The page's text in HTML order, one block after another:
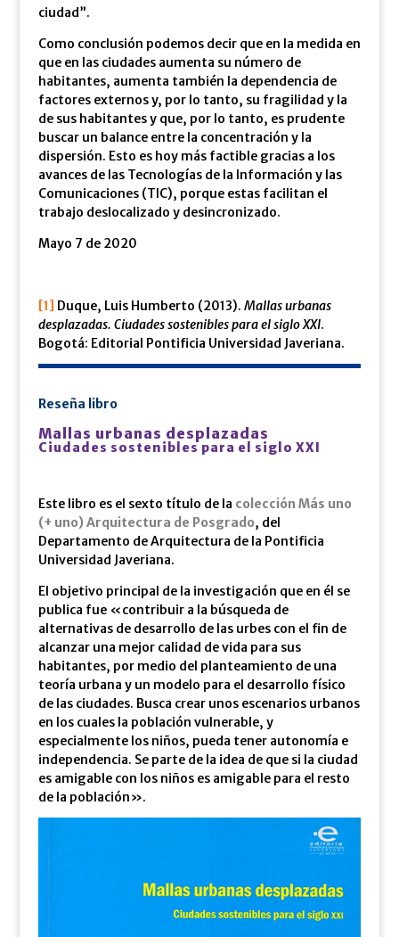
ciudad”.
Como conclusión podemos decir que en la medida en
que en las ciudades aumenta su número de
habitantes, aumenta también la dependencia de
factores externos y, por lo tanto, su fragilidad y la
de sus habitantes y que, por lo tanto, es prudente
buscar un balance entre la concentración y la
dispersión. Esto es hoy más factible gracias a los
avances de las Tecnologías de la Información y las
Comunicaciones (TIC), porque estas facilitan el
trabajo deslocalizado y desincronizado.
Mayo 7 de 2020
[1] Duque, Luis Humberto (2013). Mallas urbanas
desplazadas. Ciudades sostenibles para el siglo XXI.
Bogotá: Editorial Pontificia Universidad Javeriana.
Reseña libro
Mallas urbanas desplazadas
Ciudades sostenibles para el siglo XXI
Este libro es el sexto título de la colección Más uno
(+ uno) Arquitectura de Posgrado, del
Departamento de Arquitectura de la Pontificia
Universidad Javeriana.
El objetivo principal de la investigación que en él se
publica fue «contribuir a la búsqueda de
alternativas de desarrollo de las urbes con el fin de
alcanzar una mejor calidad de vida para sus
habitantes, por medio del planteamiento de una
teoría urbana y un modelo para el desarrollo físico
de las ciudades. Busca crear unos escenarios urbanos
en los cuales la población vulnerable, y
especialmente los niños, pueda tener autonomía e
independencia. Se parte de la idea de que si la ciudad
es amigable con los niños es amigable para el resto
de la población».